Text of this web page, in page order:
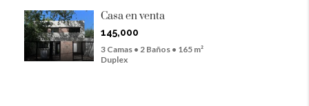
Casa en venta
145,000
3 Camas • 2 Baños • 165 m²
Duplex